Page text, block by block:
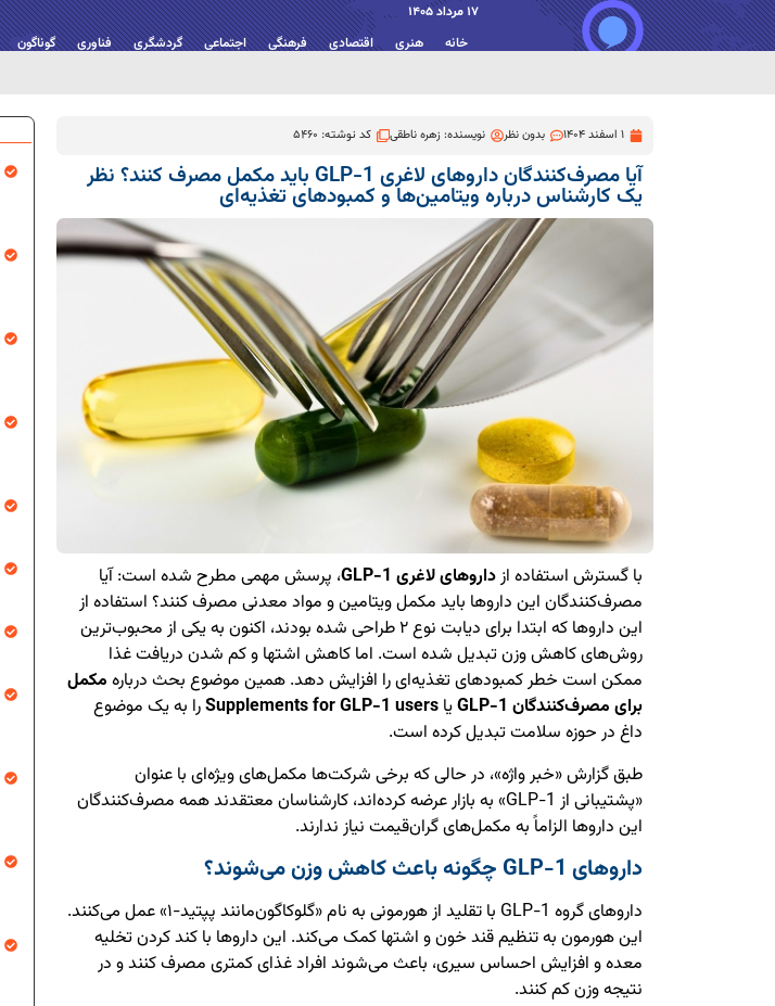
17 مرداد 1405
خانه هنری اقتصادی فرهنگی اجتماعی گردشگری فناوری گوناگون
1 اسفند 1404 بدون نظر نویسنده:زهره ناطقی کد نوشته: 5460
آیا مصرف‌کنندگان داروهای لاغری GLP-1 باید مکمل مصرف کنند؟ نظر
یک کارشناس درباره ویتامین‌ها و کمبودهای تغذیه‌ای
با گسترش استفاده ازداروهای لاغری GLP-1
، پرسش مهمی مطرح شده است: آیا
مصرف‌کنندگان این داروها باید مکمل ویتامین و مواد معدنی مصرف کنند؟ استفاده از
این داروها که ابتدا برای دیابت نوع ۲ طراحی شده بودند، اکنون به یکی از محبوب‌ترین
روش‌های کاهش وزن تبدیل شده است. اما کاهش اشتها و کم شدن دریافت غذا
ممکن است خطر کمبودهای تغذیه‌ای را افزایش دهد. همین موضوع بحث درباره مکمل
برای مصرف‌کنندگان GLP-1
یا Supplements for GLP-1 usersرا به یک موضوع
داغ در حوزه سلامت تبدیل کرده است.
طبق گزارش «خبر واژه»، در حالی که برخی شرکت‌ها مکمل‌های ویژه‌ای با عنوان
«پشتیبانی از GLP-1» به بازار عرضه کرده‌اند، کارشناسان معتقدند همه مصرف‌کنندگان
این داروها الزاماً به مکمل‌های گران‌قیمت نیاز ندارند.
داروهای GLP-1 چگونه باعث کاهش وزن می‌شوند؟
داروهای گروه GLP-1 با تقلید از هورمونی به نام «گلوکاگون‌مانند پپتید-۱» عمل می‌کنند.
این هورمون به تنظیم قند خون و اشتها کمک می‌کند. این داروها با کند کردن تخلیه
معده و افزایش احساس سیری، باعث می‌شوند افراد غذای کمتری مصرف کنند و در
نتیجه وزن کم کنند.